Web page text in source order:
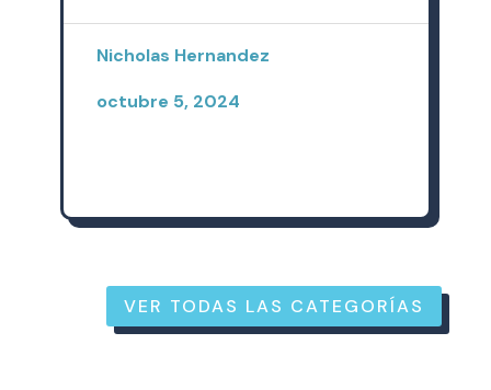
Nicholas Hernandez
VER TODAS LAS CATEGORÍAS